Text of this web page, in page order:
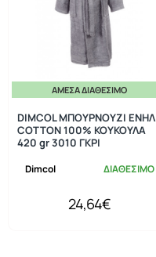
ΆΜΕΣΑ ΔΙΑΘΈΣΙΜΟ
Dimcol ΔΙΑΘΕΣΙΜΟ
DIMCOL ΜΠΟΥΡΝΟΥΖΙ ΕΝΗΛ
COTTON 100% ΚΟΥΚΟΥΛΑ
420 gr 3010 ΓΚΡΙ
24,64€